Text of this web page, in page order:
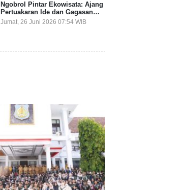
Ngobrol Pintar Ekowisata: Ajang
Pertuakaran Ide dan Gagasan
Lintas Sektor
Jumat, 26 Juni 2026 07:54 WIB